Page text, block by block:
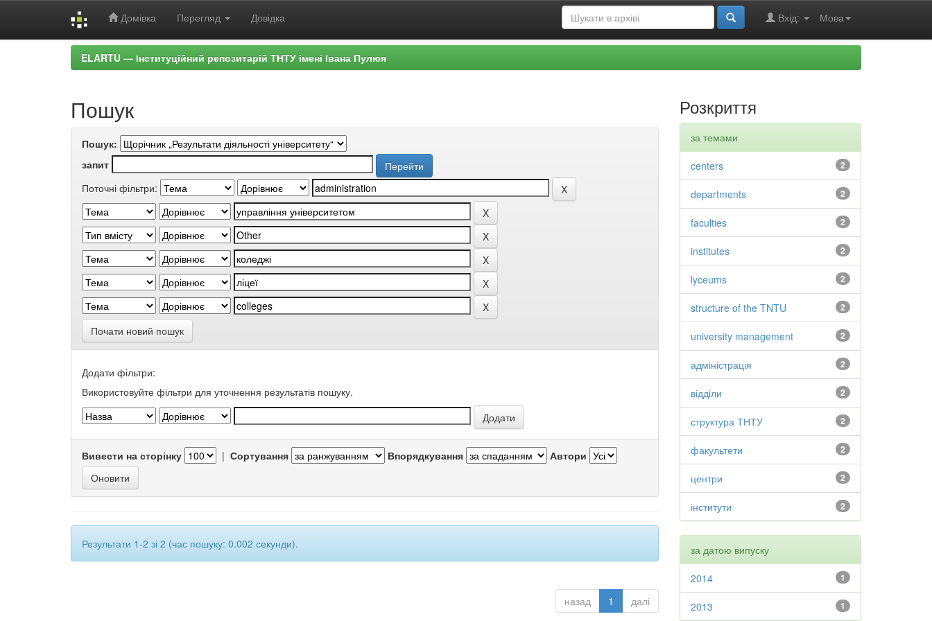
Домівка Перегляд Довідка Мова
Вхід:
ELARTU — Інституційний репозитарій ТНТУ імені Івана Пулюя
Пошук
Пошук:
запит
Поточні фільтри:
Почати новий пошук
Додати фільтри:
Використовуйте фільтри для уточнення результатів пошуку.
Вивести на сторінку | Сортування Впорядкування Автори
Результати 1-2 зі 2 (час пошуку: 0.002 секунди).
назад 1 далі
Розкриття
за темами
2
centers
2
departments
2
faculties
2
institutes
2
lyceums
2
structure of the TNTU
2
university management
2
адміністрація
2
відділи
2
структура ТНТУ
2
факультети
2
центри
2
інститути
за датою випуску
1
2014
1
2013